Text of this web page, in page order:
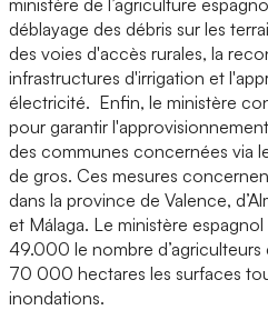
déblayage des débris sur les
des voies d'accès rurales, la
infrastructures d'irrigation et
électricité. Enfin, le ministère
pour garantir
des communes concernées via
de gros. Ces mesures
dans la province de Valence,
et Málaga. Le ministère espagnol
49.000 le nombre
70 000 hectares les surfaces
inondations.